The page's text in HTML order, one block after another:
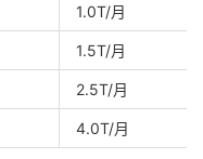
1.0T/月
1.5T/月
2.5T/月
4.0T/月